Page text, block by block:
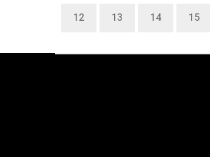
12 13 14 15